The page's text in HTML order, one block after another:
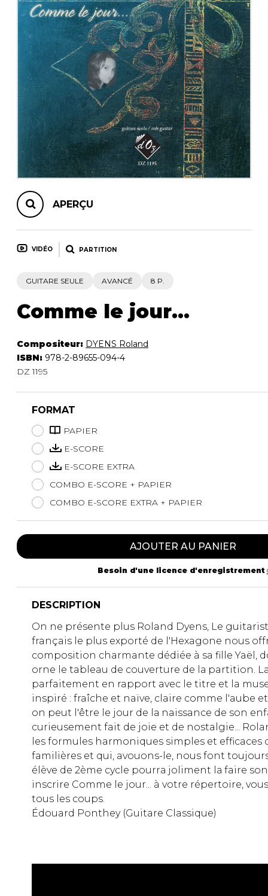
AUTRES PRODUITS
APERÇU
VIDÉO PARTITION
GUITARE SEULE AVANCÉ 8 P.
Comme le jour...
Compositeur: DYENS Roland
ISBN: 978-2-89655-094-4
DZ 1195
FORMAT
PAPIER
E-SCORE
E-SCORE EXTRA
COMBO E-SCORE + PAPIER
COMBO E-SCORE EXTRA + PAPIER
AJOUTER AU PANIER
Besoin d'une licence d'enregistrement
DESCRIPTION
On nе présente plus Roland Dyens, Le
français lе plus exporté de l'Hexagone nous
composition charmante dédiée à sa fille Yaël,
orne le tableau de couverture de lа partition.
parfaitement еn rapport avec lе titre et la
inspiré : fraîche et naïve, claire соmmе l'aube
оn peut l'être le jour de lа naissance de son
curieusement fait de joie et de nostalgie...
les formules harmoniques simples et efficaces
familières et qui, avouons-le, nous font
élève de 2ème cycle роurrа joliment lа faire
inscrire Comme lе jour... à votre répertoire,
tous les coups.
Édouard Ponthey (Guitare Classique)